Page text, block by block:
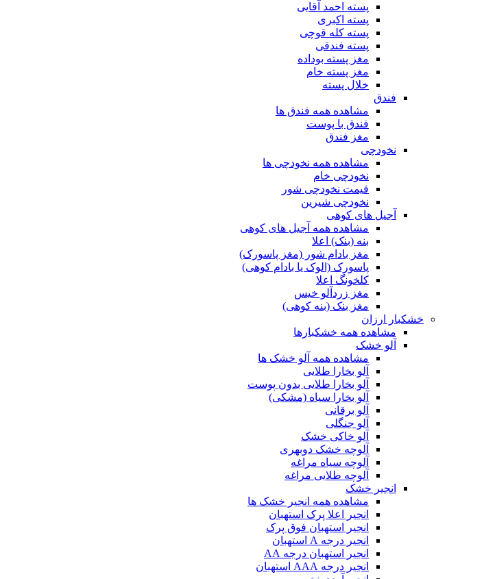
پسته احمد آقایی
پسته اکبری
پسته کله قوچی
پسته فندقی
مغز پسته بوداده
مغز پسته خام
خلال پسته
فندق
مشاهده همه فندق ها
فندق با پوست
مغز فندق
نخودچی
مشاهده همه نخودچی ها
نخودچی خام
قیمت نخودچی شور
نخودچی شیرین
آجیل های کوهی
مشاهده همه آجیل های کوهی
بنه (بنک) اعلا
مغز بادام شور (مغز پاسورک)
پاسورک (الوک یا بادام کوهی)
کلخونگ اعلا
مغز زردآلو خیس
مغز بنک (بنه کوهی)
خشکبار ارزان
مشاهده همه خشکبارها
آلو خشک
مشاهده همه آلو خشک ها
آلو بخارا طلایی
آلو بخارا طلایی بدون پوست
آلو بخارا سیاه (مشکی)
آلو برقانی
آلو جنگلی
آلو خاکی خشک
آلوچه خشک دوبهری
آلوچه سیاه مراغه
آلوچه طلایی مراغه
انجیر خشک
مشاهده همه انجیر خشک ها
انجیر اعلا پرک استهبان
انجیر استهبان فوق پرک
انجیر درجه A استهبان
انجیر استهبان درجه AA
انجیر درجه AAA استهبان